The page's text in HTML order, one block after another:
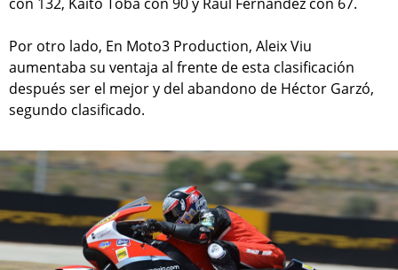
Por otro lado, En Moto3 Production, Aleix Viu
aumentaba su ventaja al frente de esta clasificación
después ser el mejor y del abandono de Héctor Garzó,
segundo clasificado.